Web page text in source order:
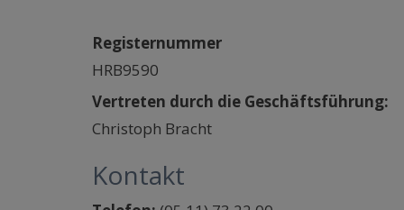
Registernummer
HRB9590
Vertreten durch die Geschäftsführung:
Christoph Bracht
Kontakt